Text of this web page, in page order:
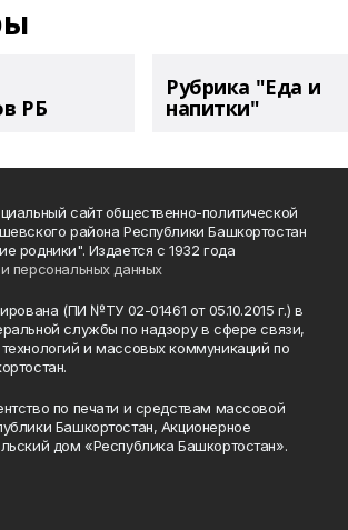
РБ
Рубрика "Еда и
напитки"
сайт общественно-политической
района Республики Башкортостан
родники". Издается с 1932 года
персональных данных
(ПИ №ТУ 02-01461 от 05.10.2015 г.) в
службы по надзору в сфере связи,
и массовых коммуникаций по
по печати и средствам массовой
Башкортостан, Акционерное
дом «Республика Башкортостан».